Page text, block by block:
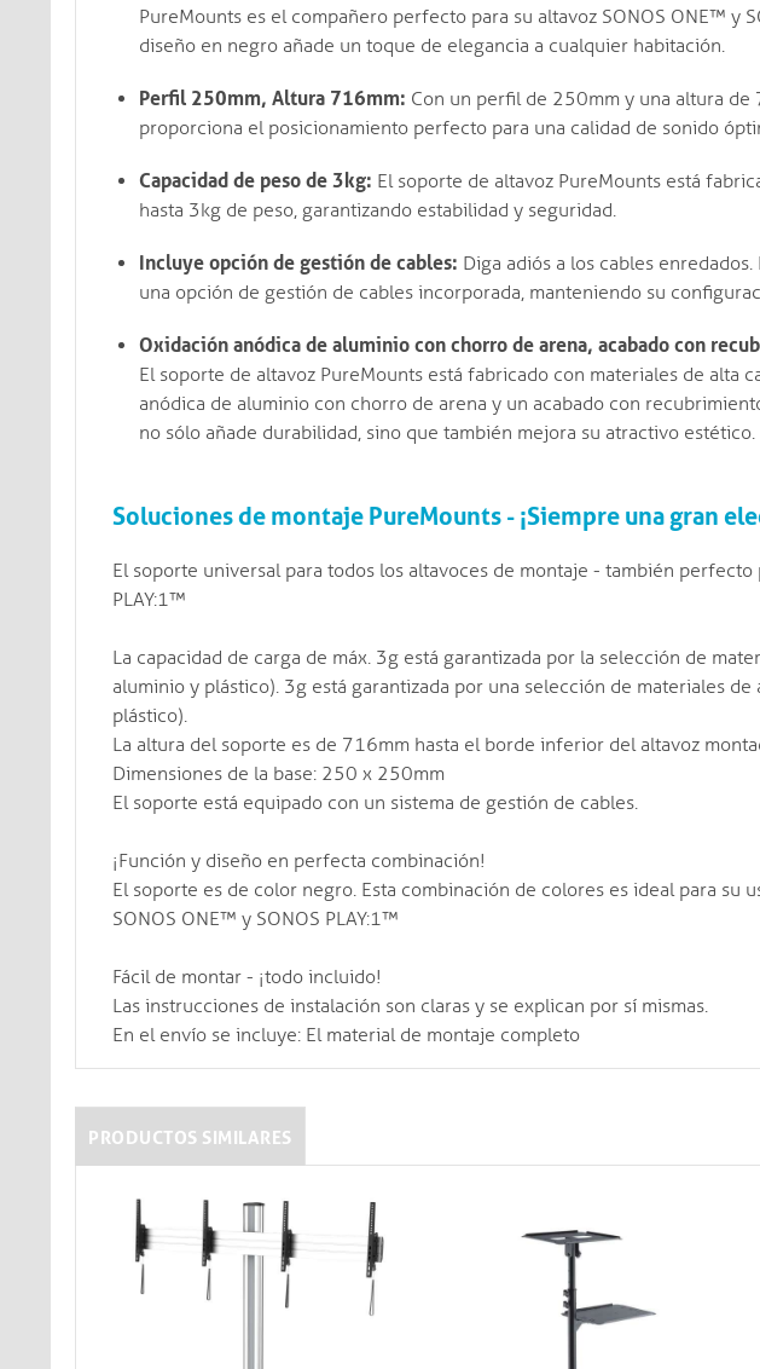
PureMounts es el compañero perfecto para su altavoz SONOS ONE™ y
diseño en negro añade un toque de elegancia a cualquier habitación.
Perfil 250mm, Altura 716mm: Con un perfil de 250mm y una altura de
proporciona el posicionamiento perfecto para una calidad de sonido
Capacidad de peso de 3kg: El soporte de altavoz PureMounts está
hasta 3kg de peso, garantizando estabilidad y seguridad.
Incluye opción de gestión de cables: Diga adiós a los cables
una opción de gestión de cables incorporada, manteniendo su
Oxidación anódica de aluminio con chorro de arena, acabado con
El soporte de altavoz PureMounts está fabricado con materiales de alta
anódica de aluminio con chorro de arena y un acabado con
no sólo añade durabilidad, sino que también mejora su atractivo estético.
Soluciones de montaje PureMounts - ¡Siempre una gran
El soporte universal para todos los altavoces de montaje - también perfecto
PLAY:1™
La capacidad de carga de máx. 3g está garantizada por la selección de
aluminio y plástico). 3g está garantizada por una selección de materiales de
plástico).
La altura del soporte es de 716mm hasta el borde inferior del altavoz
Dimensiones de la base: 250 x 250mm
El soporte está equipado con un sistema de gestión de cables.
¡Función y diseño en perfecta combinación!
El soporte es de color negro. Esta combinación de colores es ideal para su
SONOS ONE™ y SONOS PLAY:1™
Fácil de montar - ¡todo incluido!
Las instrucciones de instalación son claras y se explican por sí mismas.
En el envío se incluye: El material de montaje completo
PRODUCTOS SIMILARES